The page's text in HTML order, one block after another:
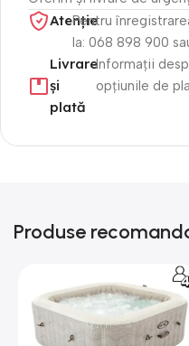
Atenție​
Pentru
la: 068 898 900 sau
Livrare
și
plată
Informații
opțiunile de
Produse